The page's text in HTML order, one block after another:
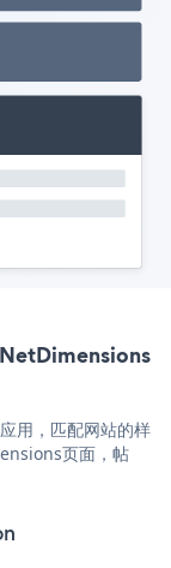
用，匹配网站的样
页面，帖